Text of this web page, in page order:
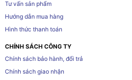
Tư vấn sản phẩm
Hướng dẫn mua hàng
Hình thức thanh toán
CHÍNH SÁCH CÔNG TY
Chính sách bảo hành, đổi trả
Chính sách giao nhận